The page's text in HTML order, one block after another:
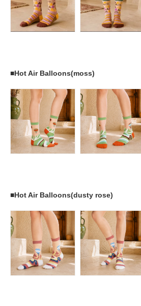
■Hot Air Balloons(moss)
■Hot Air Balloons(dusty rose)